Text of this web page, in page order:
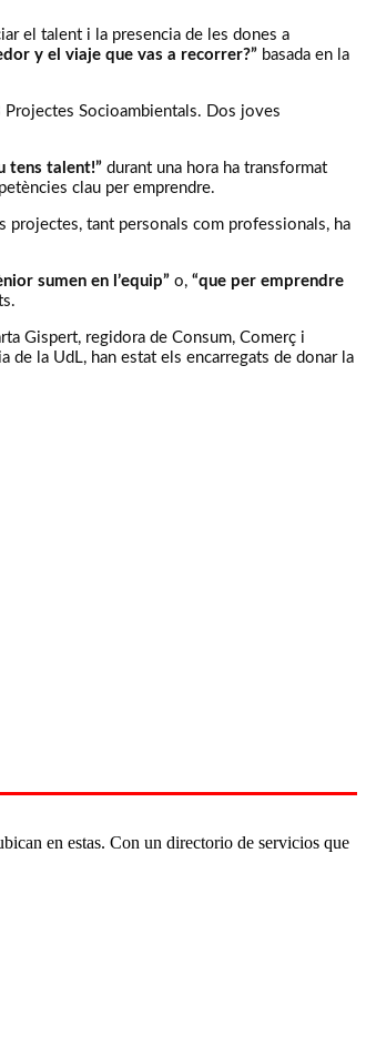
el talent i la presencia de les dones a
y el viaje que vas a recorrer?” basada en la
Projectes Socioambientals. Dos joves
tens talent!” durant una hora ha transformat
clau per emprendre.
projectes, tant personals com professionals, ha
sumen en l’equip” o, “que per emprendre
Gispert, regidora de Consum, Comerç i
de la UdL, han estat els encarregats de donar la
en estas. Con un directorio de servicios que